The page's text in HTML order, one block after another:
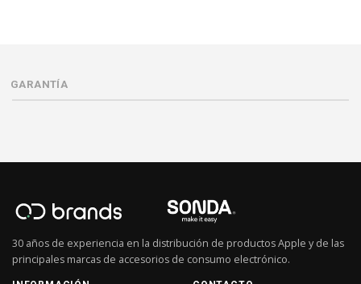
GARANTÍA
30 años de experiencia en la distribución de productos Apple y de las
principales marcas de accesorios de consumo electrónico.